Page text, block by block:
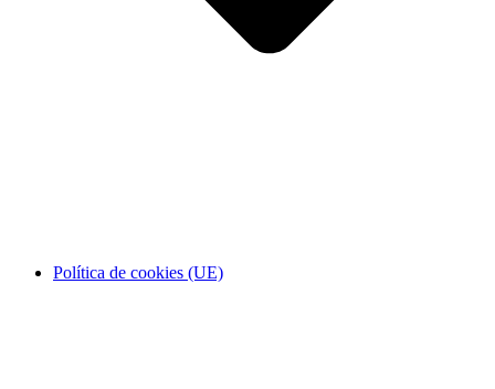
Política de cookies (UE)